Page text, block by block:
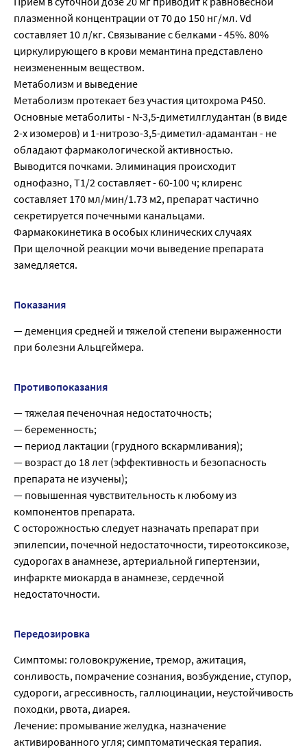
плазменной концентрации от 70 до 150 нг/мл. Vd
составляет 10 л/кг. Связывание с белками - 45%. 80%
циркулирующего в крови мемантина представлено
неизмененным веществом.
Метаболизм и выведение
Метаболизм протекает без участия цитохрома Р450.
Основные метаболиты - N-3,5-диметилглудантан (в виде
2-х изомеров) и 1-нитрозо-3,5-диметил-адамантан - не
обладают фармакологической активностью.
Выводится почками. Элиминация происходит
однофазно, T1/2 составляет - 60-100 ч; клиренс
составляет 170 мл/мин/1.73 м2, препарат частично
секретируется почечными канальцами.
Фармакокинетика в особых клинических случаях
При щелочной реакции мочи выведение препарата
замедляется.
Показания
— деменция средней и тяжелой степени выраженности
при болезни Альцгеймера.
Противопоказания
— тяжелая печеночная недостаточность;
— беременность;
— период лактации (грудного вскармливания);
— возраст до 18 лет (эффективность и безопасность
препарата не изучены);
— повышенная чувствительность к любому из
компонентов препарата.
С осторожностью следует назначать препарат при
эпилепсии, почечной недостаточности, тиреотоксикозе,
судорогах в анамнезе, артериальной гипертензии,
инфаркте миокарда в анамнезе, сердечной
недостаточности.
Передозировка
Симптомы: головокружение, тремор, ажитация,
сонливость, помрачение сознания, возбуждение, ступор,
судороги, агрессивность, галлюцинации, неустойчивость
походки, рвота, диарея.
Лечение: промывание желудка, назначение
активированного угля; симптоматическая терапия.